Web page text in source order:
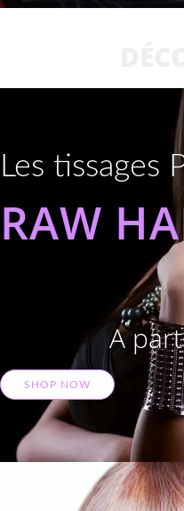
Les tissages
RAW
A
SHOP NOW